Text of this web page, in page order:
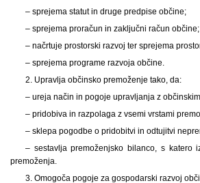
– sprejema statut in druge predpise občine;
– sprejema proračun in zaključni račun občine;
– načrtuje prostorski razvoj ter sprejema
– sprejema programe razvoja občine.
2. Upravlja občinsko premoženje tako, da:
– ureja način in pogoje upravljanja z
– pridobiva in razpolaga z vsemi vrstami
– sklepa pogodbe o pridobitvi in odtujitvi
– sestavlja premoženjsko bilanco, s katero
premoženja.
3. Omogoča pogoje za gospodarski razvoj